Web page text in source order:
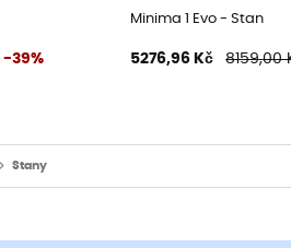
-39%
Minima 1 Evo - Stan
5276,96 Kč 8159,00
Stany